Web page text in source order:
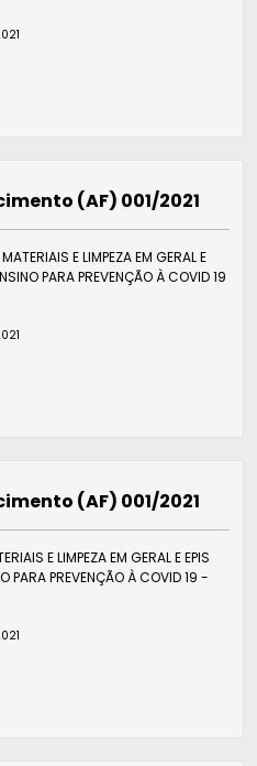
(AF) 001/2021
E LIMPEZA EM GERAL E
PARA PREVENÇÃO À COVID 19
(AF) 001/2021
E LIMPEZA EM GERAL E EPIS
PARA PREVENÇÃO À COVID 19 -